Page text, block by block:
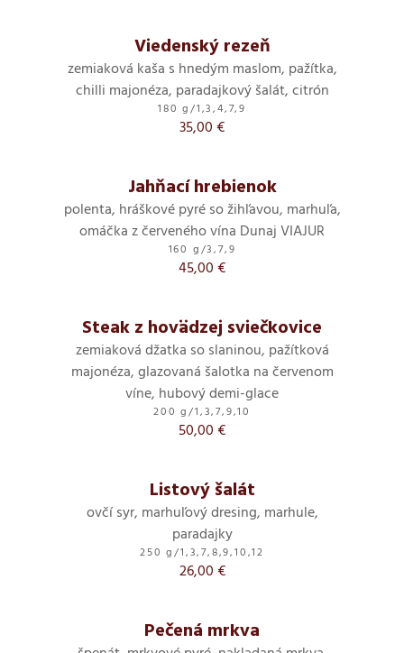
Viedenský rezeň
35,00 €
zemiaková kaša s hnedým maslom, pažítka,
chilli majonéza, paradajkový šalát, citrón
180 g/1,3,4,7,9
Jahňací hrebienok
45,00 €
polenta, hráškové pyré so žihľavou, marhuľa,
omáčka z červeného vína Dunaj VIAJUR
160 g/3,7,9
Steak z hovädzej sviečkovice
50,00 €
zemiaková džatka so slaninou, pažítková
majonéza, glazovaná šalotka na červenom
víne, hubový demi-glace
200 g/1,3,7,9,10
Listový šalát
26,00 €
ovčí syr, marhuľový dresing, marhule,
paradajky
250 g/1,3,7,8,9,10,12
Pečená mrkva